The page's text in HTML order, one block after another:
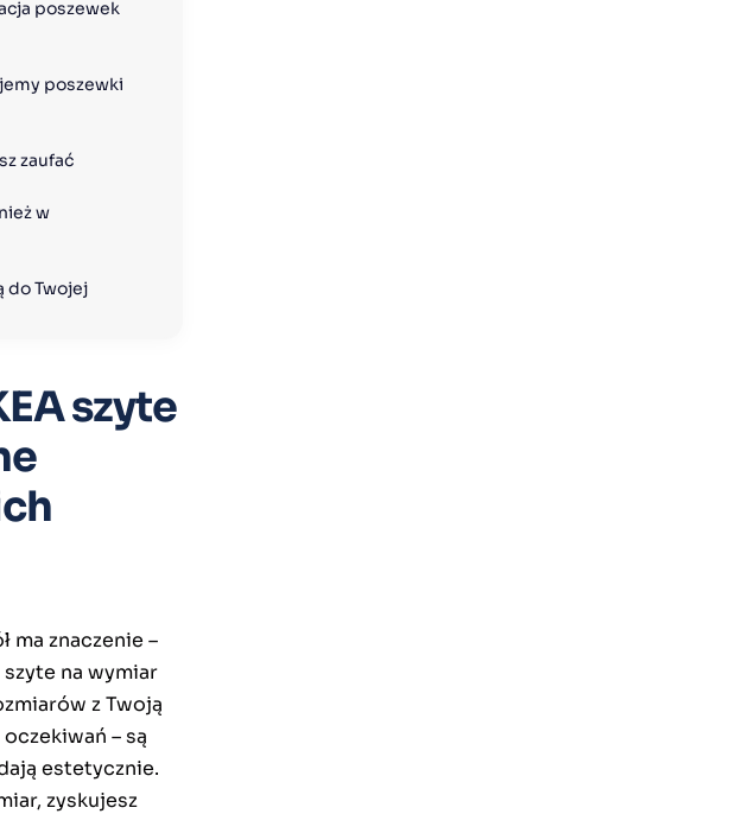
poszewek
poszewki
zaufać
w
do Twojej
szyte
ma znaczenie –
na wymiar
z Twoją
– są
estetycznie.
zyskujesz